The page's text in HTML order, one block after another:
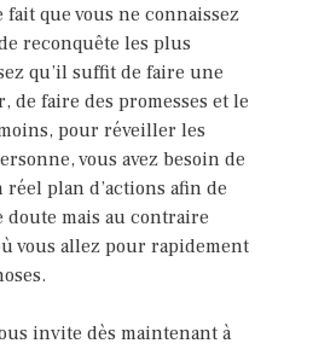
que vous ne connaissez
reconquête les plus
qu’il suffit de faire une
de faire des promesses et le
pour réveiller les
vous avez besoin de
plan d’actions afin de
doute mais au contraire
vous allez pour rapidement
invite dès maintenant à